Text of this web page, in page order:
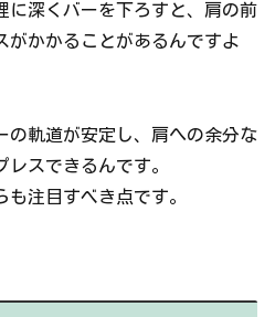
に深くバーを下ろすと、肩の前
がかかることがあるんですよ
の軌道が安定し、肩への余分な
スできるんです。
注目すべき点です。